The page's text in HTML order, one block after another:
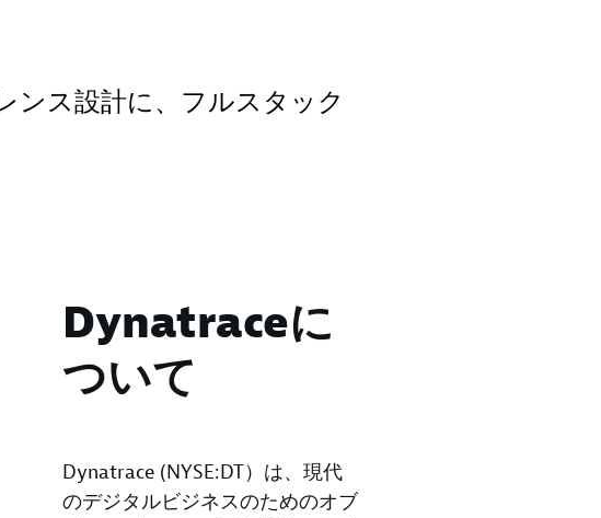
ンス設計に、フルスタック
Dynatraceに
ついて
Dynatrace (NYSE:DT）は、現代
のデジタルビジネスのためのオブ